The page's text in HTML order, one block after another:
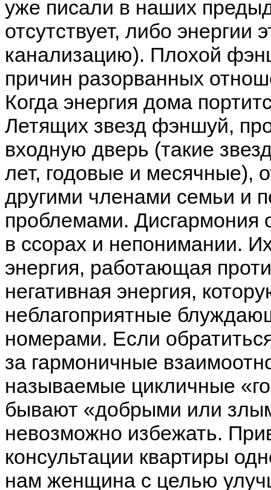
уже писали в наших
отсутствует, либо энергии
канализацию). Плохой
причин разорванных
Когда энергия дома
Летящих звезд фэншуй,
входную дверь (такие
лет, годовые и месячные),
другими членами семьи и
проблемами. Дисгармония
в ссорах и непонимании.
энергия, работающая
негативная энергия,
неблагоприятные
номерами. Если
за гармоничные
называемые цикличные
бывают «добрыми или
невозможно избежать.
консультации квартиры
нам женщина с целью